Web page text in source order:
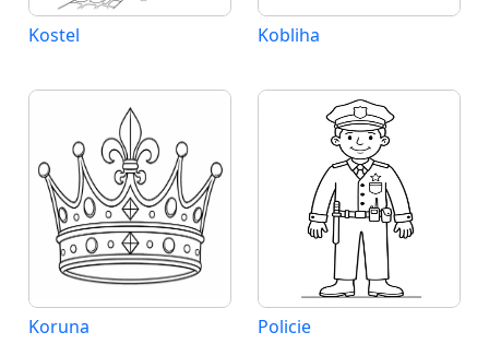
Kostel Kobliha
Koruna Policie